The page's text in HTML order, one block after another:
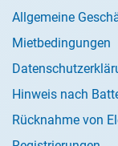
Allgemeine
Mietbedingungen
Hinweis nach
Rücknahme von